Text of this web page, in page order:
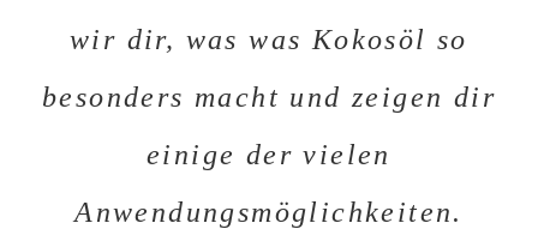
wir dir, was was Kokosöl so
besonders macht und zeigen dir
einige der vielen
Anwendungsmöglichkeiten.